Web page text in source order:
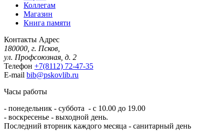
Коллегам
Магазин
Книга памяти
Контакты Адрес
180000, г. Псков,
ул. Профсоюзная, д. 2
Телефон +7(8112) 72-47-35
E-mail bib@pskovlib.ru
Часы работы
- понедельник - суббота - с 10.00 до 19.00
- воскресенье - выходной день.
Последний вторник каждого месяца - санитарный день